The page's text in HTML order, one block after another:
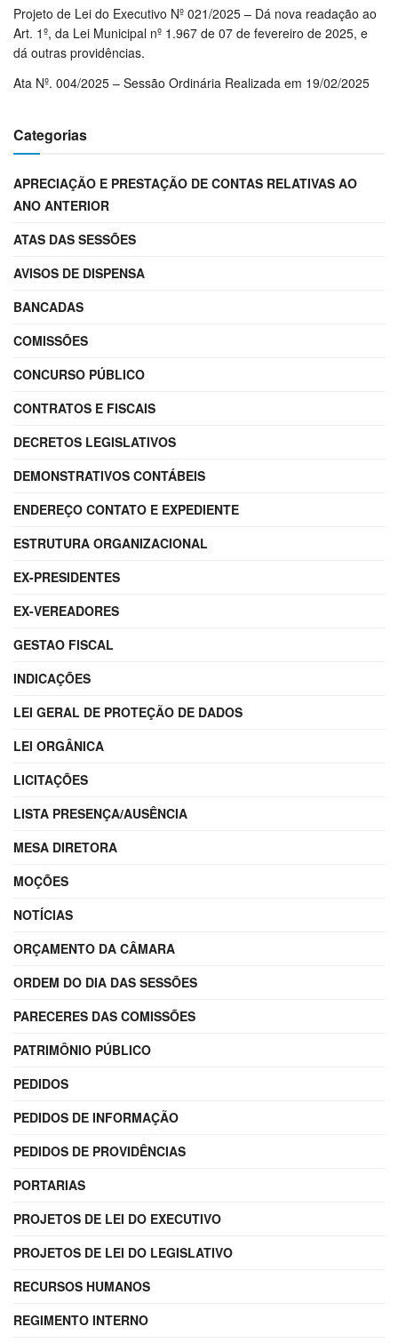
Projeto de Lei do Executivo Nº 021/2025 – Dá nova readação ao
Art. 1º, da Lei Municipal nº 1.967 de 07 de fevereiro de 2025, e
dá outras providências.
Ata Nº. 004/2025 – Sessão Ordinária Realizada em 19/02/2025
Categorias
APRECIAÇÃO E PRESTAÇÃO DE CONTAS RELATIVAS AO
ANO ANTERIOR
ATAS DAS SESSÕES
AVISOS DE DISPENSA
BANCADAS
COMISSÕES
CONCURSO PÚBLICO
CONTRATOS E FISCAIS
DECRETOS LEGISLATIVOS
DEMONSTRATIVOS CONTÁBEIS
ENDEREÇO CONTATO E EXPEDIENTE
ESTRUTURA ORGANIZACIONAL
EX-PRESIDENTES
EX-VEREADORES
GESTAO FISCAL
INDICAÇÕES
LEI GERAL DE PROTEÇÃO DE DADOS
LEI ORGÂNICA
LICITAÇÕES
LISTA PRESENÇA/AUSÊNCIA
MESA DIRETORA
MOÇÕES
NOTÍCIAS
ORÇAMENTO DA CÂMARA
ORDEM DO DIA DAS SESSÕES
PARECERES DAS COMISSÕES
PATRIMÔNIO PÚBLICO
PEDIDOS
PEDIDOS DE INFORMAÇÃO
PEDIDOS DE PROVIDÊNCIAS
PORTARIAS
PROJETOS DE LEI DO EXECUTIVO
PROJETOS DE LEI DO LEGISLATIVO
RECURSOS HUMANOS
REGIMENTO INTERNO